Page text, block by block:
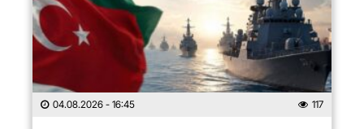
04.08.2026 - 16:45 117